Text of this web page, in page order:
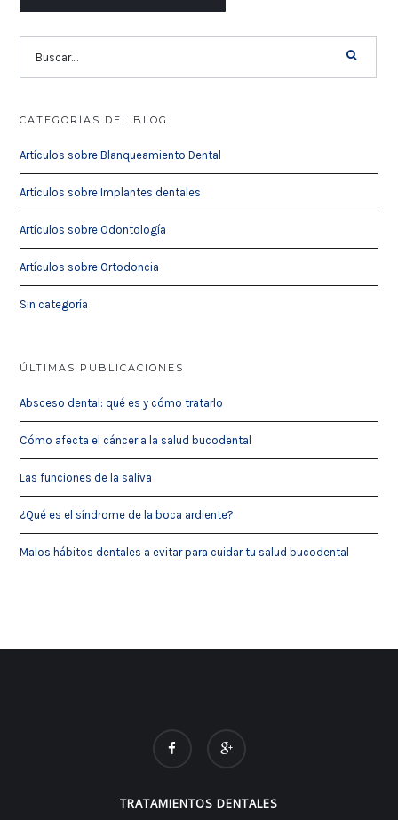
CATEGORÍAS DEL BLOG
Artículos sobre Blanqueamiento Dental
Artículos sobre Implantes dentales
Artículos sobre Odontología
Artículos sobre Ortodoncia
Sin categoría
ÚLTIMAS PUBLICACIONES
Absceso dental: qué es y cómo tratarlo
Cómo afecta el cáncer a la salud bucodental
Las funciones de la saliva
¿Qué es el síndrome de la boca ardiente?
Malos hábitos dentales a evitar para cuidar tu salud bucodental
TRATAMIENTOS DENTALES